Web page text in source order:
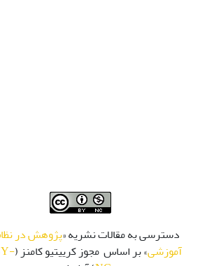
دسترسی به مقالات نشریه «پژوهش در
آموزشی» بر اساس مجوز کرییتیو کامنز (